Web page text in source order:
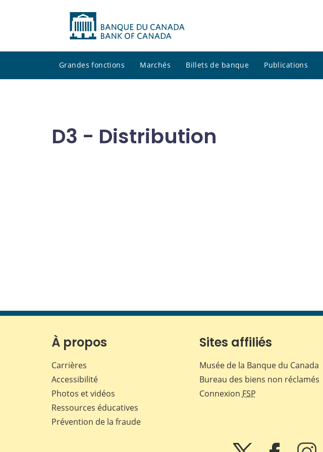
Grandes fonctions Marchés Billets de banque Publications
D3 - Distribution
À propos
Carrières
Accessibilité
Photos et vidéos
Ressources éducatives
Prévention de la fraude
Sites affiliés
Musée de la Banque du Canada
Bureau des biens non réclamés
Connexion FSP